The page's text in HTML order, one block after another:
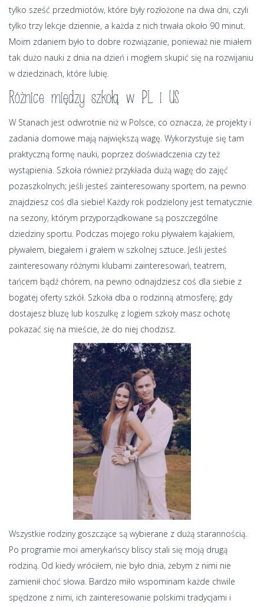
tylko sześć przedmiotów, które były rozłożone na dwa dni, czyli
tylko trzy lekcje dziennie, a każda z nich trwała około 90 minut.
Moim zdaniem było to dobre rozwiązanie, ponieważ nie miałem
tak dużo nauki z dnia na dzień i mogłem skupić się na rozwijaniu
w dziedzinach, które lubię.
Różnice między szkołą w PL i US
W Stanach jest odwrotnie niż w Polsce, co oznacza, że projekty i
zadania domowe mają największą wagę. Wykorzystuje się tam
praktyczną formę nauki, poprzez doświadczenia czy też
wystąpienia. Szkoła również przykłada dużą wagę do zajęć
pozaszkolnych; jeśli jesteś zainteresowany sportem, na pewno
znajdziesz coś dla siebie! Każdy rok podzielony jest tematycznie
na sezony, którym przyporządkowane są poszczególne
dziedziny sportu. Podczas mojego roku pływałem kajakiem,
pływałem, biegałem i grałem w szkolnej sztuce. Jeśli jesteś
zainteresowany różnymi klubami zainteresowań, teatrem,
tańcem bądź chórem, na pewno odnajdziesz coś dla siebie z
bogatej oferty szkół. Szkoła dba o rodzinną atmosferę; gdy
dostajesz bluzę lub koszulkę z logiem szkoły masz ochotę
pokazać się na mieście, że do niej chodzisz.
Wszystkie rodziny goszczące są wybierane z dużą starannością.
Po programie moi amerykańscy bliscy stali się moją drugą
rodziną. Od kiedy wróciłem, nie było dnia, żebym z nimi nie
zamienił choć słowa. Bardzo miło wspominam każde chwile
spędzone z nimi, ich zainteresowanie polskimi tradycjami i